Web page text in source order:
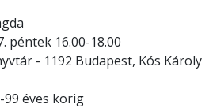
péntek 16.00-18.00
- 1192 Budapest, Kós Károly
éves korig